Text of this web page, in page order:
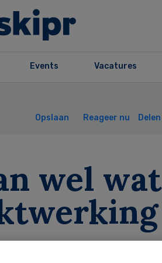
Events Vacatures
Opslaan Reageer nu Delen
wel wat